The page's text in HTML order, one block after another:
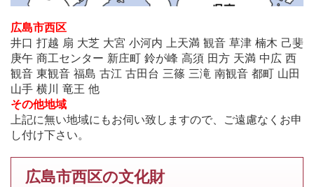
広島市西区
井口 打越 扇 大芝 大宮 小河内 上天満 観音 草津 楠木 己斐
庚午 商工センター 新庄町 鈴が峰 高須 田方 天満 中広 西
観音 東観音 福島 古江 古田台 三篠 三滝 南観音 都町 山田
山手 横川 竜王 他
その他地域
上記に無い地域にもお伺い致しますので、ご遠慮なくお申
し付け下さい。
広島市西区の文化財